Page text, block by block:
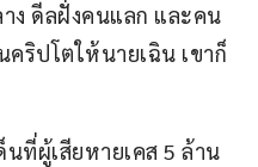
ง ดีลฝั่งคนแลก และคน
ริปโตให้นายเฉิน เขาก็
ที่ผู้เสียหายเคส 5 ล้าน